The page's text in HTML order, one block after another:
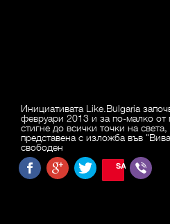
Инициативата Like.Bulgaria
февруари 2013 и за по-малко от
стигне до всички точки на
представена с изложба във
свободен
SAVE